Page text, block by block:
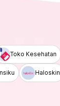
Toko Kesehatan
Haloskin